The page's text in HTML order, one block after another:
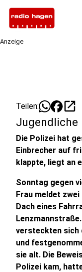
Anzeige
Teilen: open_in_new
Jugendliche
Die Polizei hat
Einbrecher auf
klappte, liegt an
Sonntag gegen
Frau meldet
Dach eines
versteckten sich
und
sie alt. Die
Polizei kam,